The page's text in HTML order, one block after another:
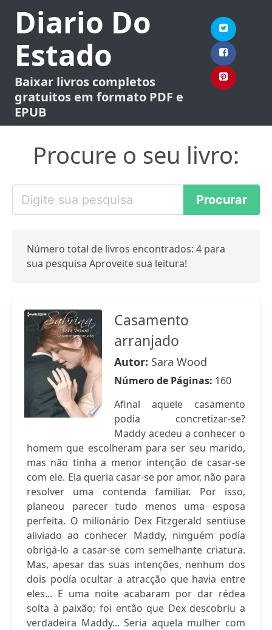
Diario Do
Estado
Baixar livros completos
gratuitos em formato PDF e
EPUB
Procure o seu livro:
Número total de livros encontrados: 4 para
sua pesquisa Aproveite sua leitura!
Casamento
arranjado
Autor: Sara Wood
Número de Páginas: 160
Afinal aquele casamento
podia concretizar-se?
Maddy acedeu a conhecer o
homem que escolheram para ser seu marido,
mas não tinha a menor intenção de casar-se
com ele. Ela queria casar-se por amor, não para
resolver uma contenda familiar. Por isso,
planeou parecer tudo menos uma esposa
perfeita. O milionário Dex Fitzgerald sentiuse
aliviado ao conhecer Maddy, ninguém podía
obrigá-lo a casar-se com semelhante criatura.
Mas, apesar das suas intenções, nenhum dos
dois podía ocultar a atracção que havia entre
eles... E uma noite acabaram por dar rédea
solta à paixão; foi então que Dex descobriu a
verdadeira Maddy... Seria aquela mulher com